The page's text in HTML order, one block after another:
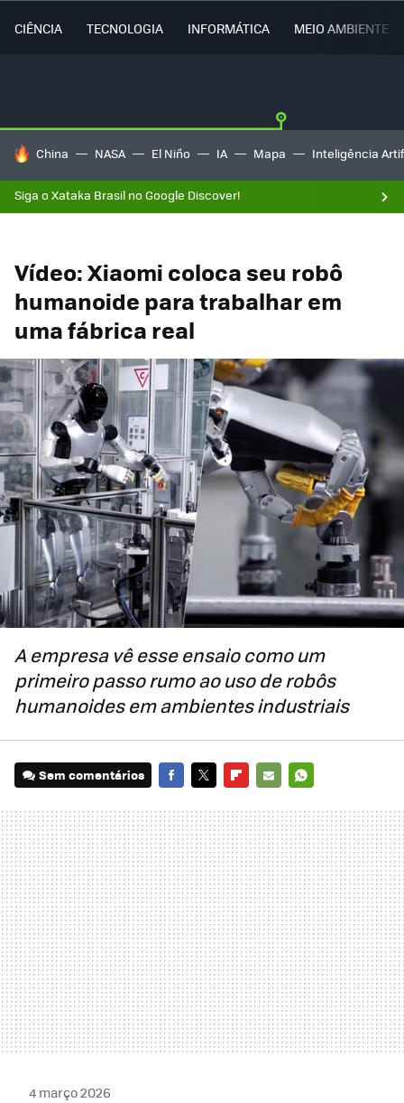
CIÊNCIA TECNOLOGIA INFORMÁTICA MEIO AMBIENTE
TENDÊNCIAS DO DIA
China NASA El Niño IA Mapa Inteligência
Siga o Xataka Brasil no Google Discover!
Vídeo: Xiaomi coloca seu robô
humanoide para trabalhar em
uma fábrica real
A empresa vê esse ensaio como um
primeiro passo rumo ao uso de robôs
humanoides em ambientes industriais
Sem comentários
MAIL
4 março 2026